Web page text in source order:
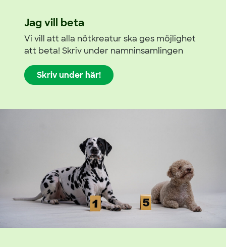
Jag vill beta
Vi vill att alla nötkreatur ska ges möjlighet
att beta! Skriv under namninsamlingen
Skriv under här!